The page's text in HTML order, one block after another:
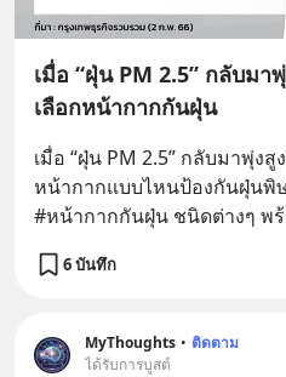
เมื่อ “ฝุ่น PM 2.5” กลับม
เลือกหน้ากากกันฝุ่น
เมื่อ “ฝุ่น PM 2.5” กลับมาพุ่ง
หน้ากากแบบไหนป้องกันฝุ่นพิ
#หน้ากากกันฝุ่น ชนิดต่างๆ พ
6 บันทึก
MyThoughts • ติดตาม
ได้รับการบูสต์